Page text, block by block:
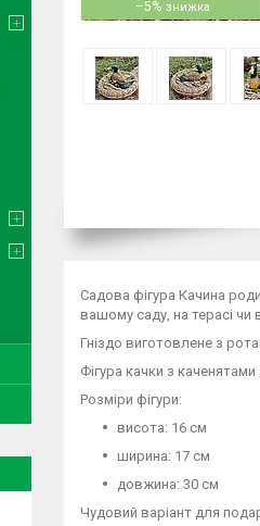
–5%
Садова фігура Качина
вашому саду, на терасі чи
Гніздо виготовлене з
Фігура качки з
Розміри фігури:
висота: 16 см
ширина: 17 см
довжина: 30 см
Чудовий варіант для